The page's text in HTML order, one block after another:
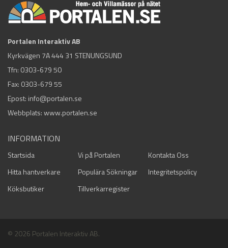
Portalen Interaktiv AB
Kyrkvägen 7A 444 31 STENUNGSUND
Tfn: 0303-679 50
Fax: 0303-679 55
Epost: info@portalen.se
Webbplats: www.portalen.se
INFORMATION
Startsida Vi på Portalen
Kontakta Oss
Hitta hantverkare
Populära Sökningar
Integritetspolicy
Köksbutiker
Tillverkarregister
© 2026 Portalen Interaktiv AB.